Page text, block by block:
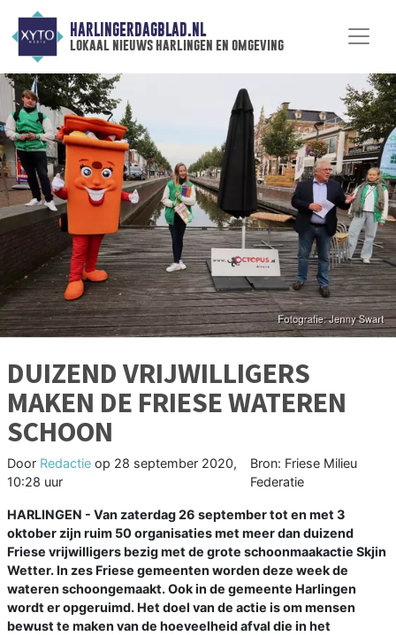
HARLINGERDAGBLAD.NL
lokaal nieuws harlingen en omgeving
DUIZEND VRIJWILLIGERS
MAKEN DE FRIESE WATEREN
SCHOON
Door Redactie op 28 september 2020,
10:28 uur
Bron: Friese Milieu
Federatie
HARLINGEN - Van zaterdag 26 september tot en met 3
oktober zijn ruim 50 organisaties met meer dan duizend
Friese vrijwilligers bezig met de grote schoonmaakactie Skjin
Wetter. In zes Friese gemeenten worden deze week de
wateren schoongemaakt. Ook in de gemeente Harlingen
wordt er opgeruimd. Het doel van de actie is om mensen
bewust te maken van de hoeveelheid afval die in het